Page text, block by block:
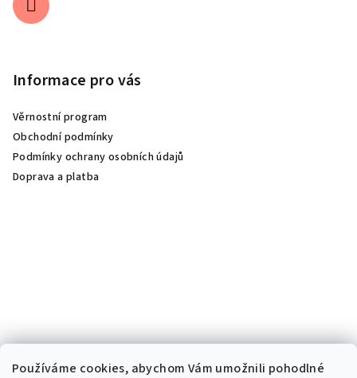
Používáme cookies, abychom Vám umožnili pohodlné
Informace pro vás
Věrnostní program
Obchodní podmínky
Podmínky ochrany osobních údajů
Doprava a platba